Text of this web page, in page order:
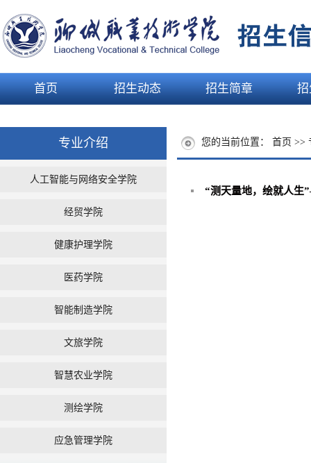
首页 招生动态 招生简章
专业介绍
人工智能与网络安全学院
经贸学院
健康护理学院
医药学院
智能制造学院
文旅学院
智慧农业学院
测绘学院
应急管理学院
您的当前位置： 首页 >>
“测天量地，绘就人